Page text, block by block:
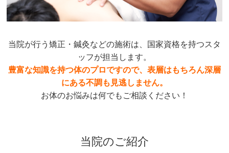
当院が行う矯正・鍼灸などの施術は、国家資格を持つスタ
ッフが担当します。
豊富な知識を持つ体のプロですので、表層はもちろん深層
にある不調も見逃しません。
お体のお悩みは何でもご相談ください！
当院のご紹介